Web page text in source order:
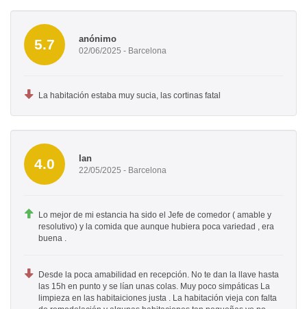
5.7 anónimo
02/06/2025 - Barcelona
La habitación estaba muy sucia, las cortinas fatal
4.0 Ian
22/05/2025 - Barcelona
Lo mejor de mi estancia ha sido el Jefe de comedor ( amable y
resolutivo) y la comida que aunque hubiera poca variedad , era
buena .
Desde la poca amabilidad en recepción. No te dan la llave hasta
las 15h en punto y se lían unas colas. Muy poco simpáticas La
limpieza en las habitaiciones justa . La habitación vieja con falta